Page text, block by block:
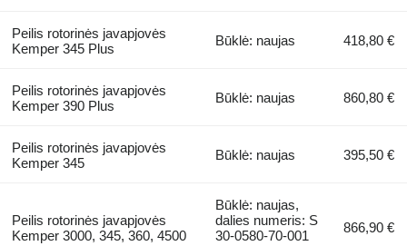
Peilis rotorinės javapjovės
Kemper 345 Plus
Būklė: naujas 418,80 €
Peilis rotorinės javapjovės
Kemper 390 Plus
Būklė: naujas 860,80 €
Peilis rotorinės javapjovės
Kemper 345
Būklė: naujas 395,50 €
Peilis rotorinės javapjovės
Kemper 3000, 345, 360, 4500
Būklė: naujas,
dalies numeris: S
30-0580-70-001
866,90 €